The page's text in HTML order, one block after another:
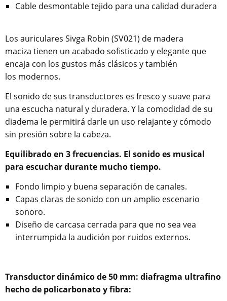
Cable desmontable tejido para una calidad duradera
Los auriculares Sivga Robin (SV021) de madera
maciza tienen un acabado sofisticado y elegante que
encaja con los gustos más clásicos y también
los modernos.
El sonido de sus transductores es fresco y suave para
una escucha natural y duradera. Y la comodidad de su
diadema le permitirá darle un uso relajante y cómodo
sin presión sobre la cabeza.
Equilibrado en 3 frecuencias. El sonido es musical
para escuchar durante mucho tiempo.
Fondo limpio y buena separación de canales.
Capas claras de sonido con un amplio escenario
sonoro.
Diseño de carcasa cerrada para que no sea vea
interrumpida la audición por ruidos externos.
Transductor dinámico de 50 mm: diafragma ultrafino
hecho de policarbonato y fibra: